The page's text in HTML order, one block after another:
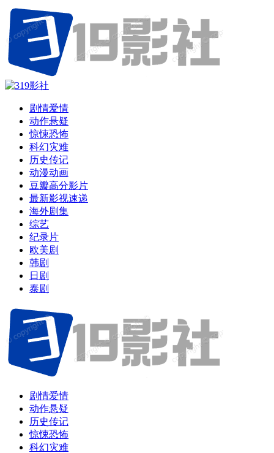
剧情爱情
动作悬疑
惊悚恐怖
科幻灾难
历史传记
动漫动画
豆瓣高分影片
最新影视速递
海外剧集
综艺
纪录片
欧美剧
韩剧
日剧
泰剧
剧情爱情
动作悬疑
历史传记
惊悚恐怖
科幻灾难